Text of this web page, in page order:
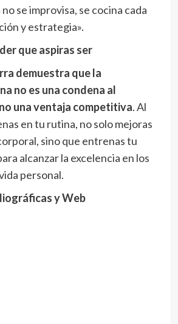
se improvisa, se cocina cada
y estrategia».
que aspiras ser
demuestra que la
no es una condena al
una ventaja competitiva. Al
en tu rutina, no solo mejoras
sino que entrenas tu
alcanzar la excelencia en los
personal.
y Web